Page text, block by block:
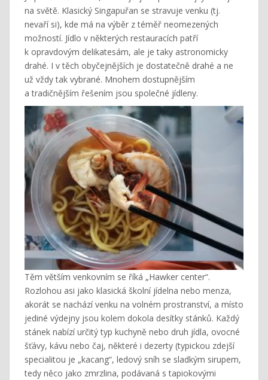
na světě. Klasický Singapuřan se stravuje venku (tj.
nevaří si), kde má na výběr z téměř neomezených
možností. Jídlo v některých restauracích patří
k opravdovým delikatesám, ale je taky astronomicky
drahé. I v těch obyčejnějších je dostatečně drahé a ne
už vždy tak vybrané. Mnohem dostupnějším
a tradičnějším řešením jsou společné jídleny.
Těm větším venkovním se říká „Hawker center“.
Rozlohou asi jako klasická školní jídelna nebo menza,
akorát se nachází venku na volném prostranství, a místo
jediné výdejny jsou kolem dokola desítky stánků. Každý
stánek nabízí určitý typ kuchyně nebo druh jídla, ovocné
šťávy, kávu nebo čaj, některé i dezerty (typickou zdejší
specialitou je „kacang“, ledový sníh se sladkým sirupem,
tedy něco jako zmrzlina, podávaná s tapiokovými